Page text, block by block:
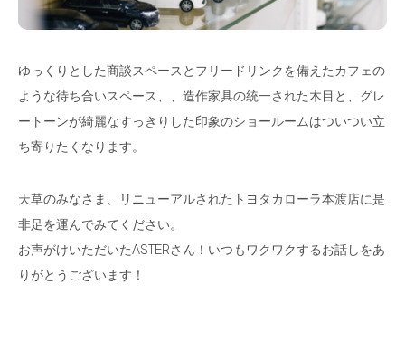
ゆっくりとした商談スペースとフリードリンクを備えたカフェの
ような待ち合いスペース、、造作家具の統一された木目と、グレ
ートーンが綺麗なすっきりした印象のショールームはついつい立
ち寄りたくなります。
天草のみなさま、リニューアルされたトヨタカローラ本渡店に是
非足を運んでみてください。
お声がけいただいたASTERさん！いつもワクワクするお話しをあ
りがとうございます！